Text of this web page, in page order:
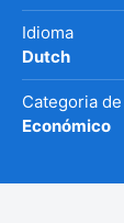
Idioma
Dutch
Categoria
Económico